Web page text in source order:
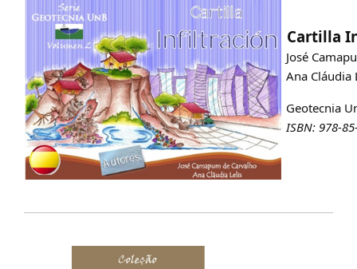
Cartilla
José
Ana Cláudia
Geotecnia
ISBN: 978-